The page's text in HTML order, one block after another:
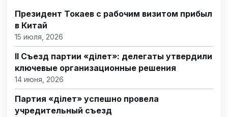
Президент Токаев с рабочим визитом прибыл
в Китай
15 июля, 2026
II Съезд партии «Әділет»: делегаты утвердили
ключевые организационные решения
14 июня, 2026
Партия «Әділет» успешно провела
учредительный съезд